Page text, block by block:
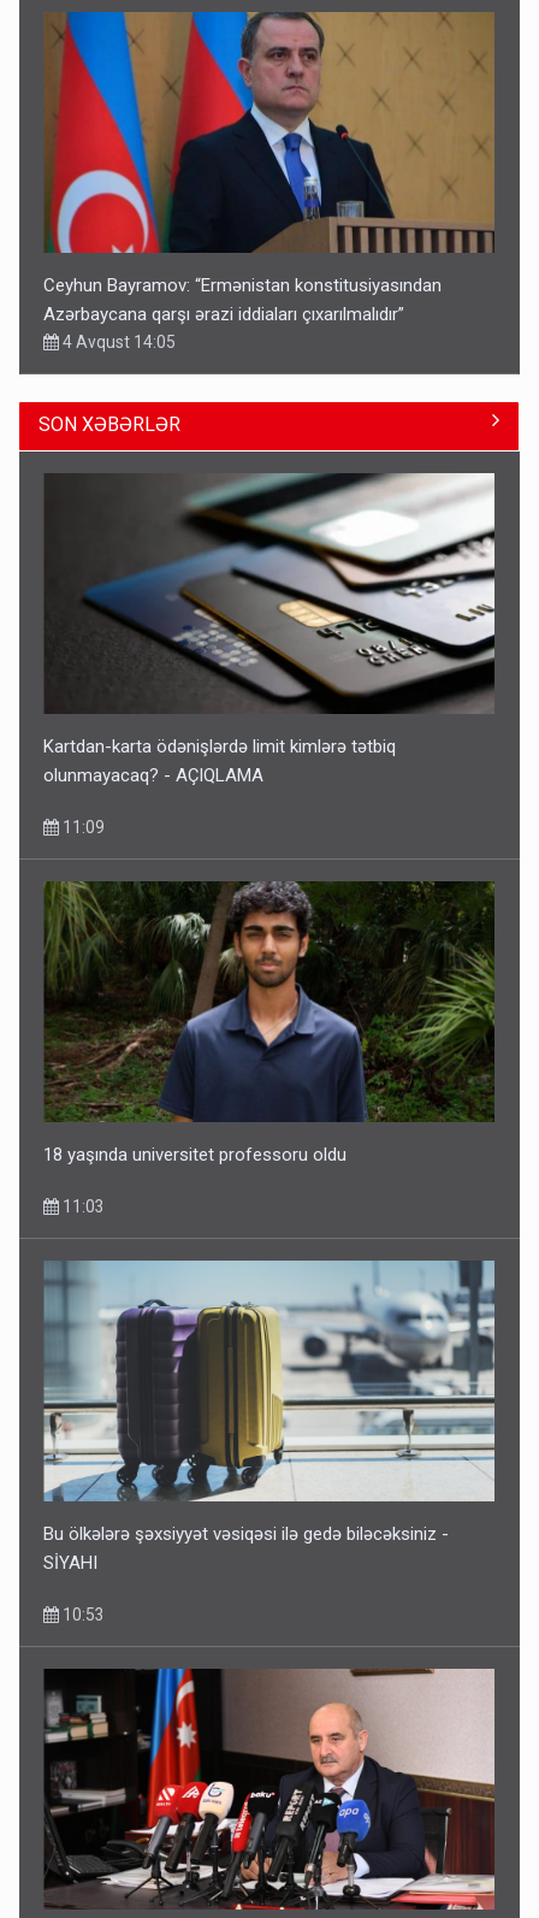
Ceyhun Bayramov: “Ermənistan konstitusiyasından
Azərbaycana qarşı ərazi iddiaları çıxarılmalıdır”
4 Avqust 14:05
Bu ölkələrə şəxsiyyət vəsiqəsi ilə gedə biləcəksiniz -
Ərdoğana sui-qəsd planının iştirakçısı detalları açıqladı
5 Avqust 16:56
Rusiya Azərbaycan vətədaşlarını deport etdi
5 Avqust 11:53
SON XƏBƏRLƏR
Kartdan-karta ödənişlərdə limit kimlərə tətbiq
olunmayacaq? - AÇIQLAMA
11:09
18 yaşında universitet professoru oldu
11:03
Bu ölkələrə şəxsiyyət vəsiqəsi ilə gedə biləcəksiniz -
SİYAHI
10:53